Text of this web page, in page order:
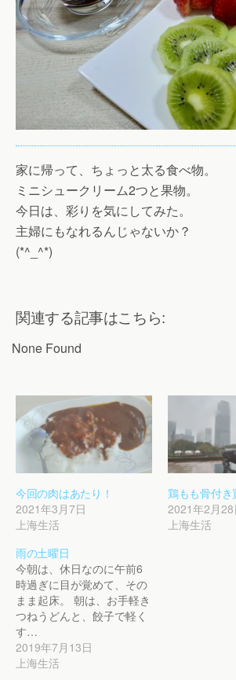
家に帰って、ちょっと太る食べ物。
ミニシュークリーム2つと果物。
今日は、彩りを気にしてみた。
主婦にもなれるんじゃないか？
(*^_^*)
関連する記事はこちら:
None Found
今回の肉はあたり！
2021年3月7日
上海生活
鶏もも骨付き
2021年2月28
上海生活
雨の土曜日
今朝は、休日なのに午前6
時過ぎに目が覚めて、その
まま起床。 朝は、お手軽き
つねうどんと、餃子で軽く
す…
2019年7月13日
上海生活